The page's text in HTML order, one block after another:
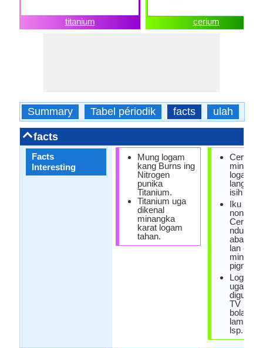
titanium cerium
Summary Tabel périodik facts ulah
facts
Facts
Interesting
Mung logam
kang Burns ing
Nitrogen
punika
Titanium.
Titanium uga
dikenal
minangka
karat logam
tahan.
Cerium
logam
langka
isih ora
Iku
non-
Cerium
abang
lan
pigmen.
Logam
uga
TV
bolam
lampu
lsp.